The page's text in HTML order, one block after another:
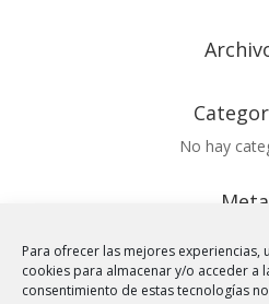
Para ofrecer las mejores
cookies para almacenar y/o acceder a
consentimiento de estas tecnologías
No hay
Meta
Feed de